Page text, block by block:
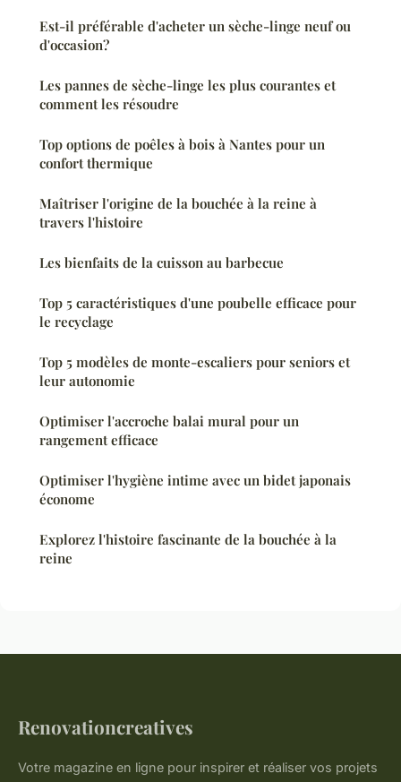
Est-il préférable d'acheter un sèche-linge neuf ou
d'occasion?
Les pannes de sèche-linge les plus courantes et
comment les résoudre
Top options de poêles à bois à Nantes pour un
confort thermique
Maîtriser l'origine de la bouchée à la reine à
travers l'histoire
Les bienfaits de la cuisson au barbecue
Top 5 caractéristiques d'une poubelle efficace pour
le recyclage
Top 5 modèles de monte-escaliers pour seniors et
leur autonomie
Optimiser l'accroche balai mural pour un
rangement efficace
Optimiser l'hygiène intime avec un bidet japonais
économe
Explorez l'histoire fascinante de la bouchée à la
reine
Renovationcreatives
Votre magazine en ligne pour inspirer et réaliser vos projets